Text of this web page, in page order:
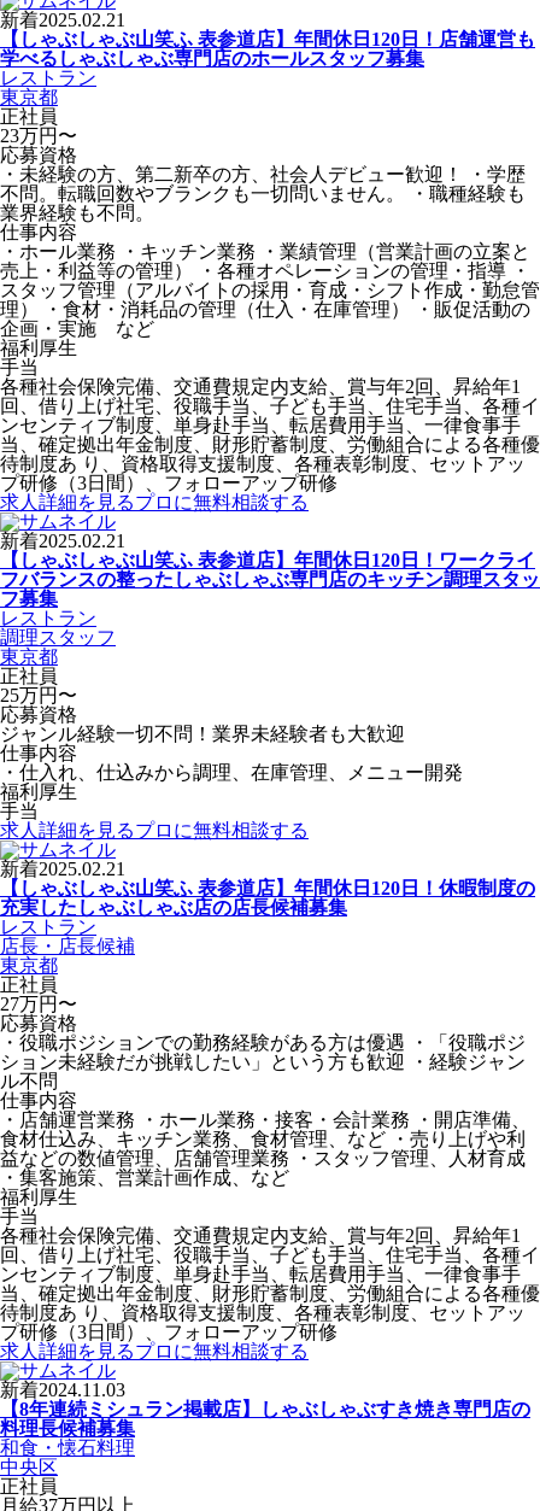
新着2025.02.21
【しゃぶしゃぶ山笑ふ 表参道店】年間休日120日！店舗運営も
学べるしゃぶしゃぶ専門店のホールスタッフ募集
レストラン
東京都
正社員
23万円〜
応募資格
・未経験の⽅、第⼆新卒の⽅、社会⼈デビュー歓迎！ ・学歴
不問。転職回数やブランクも一切問いません。 ・職種経験も
業界経験も不問。
仕事内容
・ホール業務 ・キッチン業務 ・業績管理（営業計画の⽴案と
売上・利益等の管理） ・各種オペレーションの管理・指導 ・
スタッフ管理（アルバイトの採⽤・育成・シフト作成・勤怠管
理） ・⾷材・消耗品の管理（仕⼊・在庫管理） ・販促活動の
企画・実施 など
福利厚生
手当
各種社会保険完備、交通費規定内支給、賞与年2回、昇給年1
回、借り上げ社宅、役職手当、子ども手当、住宅手当、各種イ
ンセンティブ制度、単身赴手当、転居費用手当、一律食事手
当、確定拠出年金制度、財形貯蓄制度、労働組合による各種優
待制度あ り、資格取得支援制度、各種表彰制度、セットアッ
プ研修（3日間）、フォローアップ研修
求人詳細を見るプロに無料相談する
新着2025.02.21
【しゃぶしゃぶ山笑ふ 表参道店】年間休日120日！ワークライ
フバランスの整ったしゃぶしゃぶ専門店のキッチン調理スタッ
フ募集
レストラン
調理スタッフ
東京都
正社員
25万円〜
応募資格
ジャンル経験一切不問！業界未経験者も大歓迎
仕事内容
・仕入れ、仕込みから調理、在庫管理、メニュー開発
福利厚生
手当
求人詳細を見るプロに無料相談する
新着2025.02.21
【しゃぶしゃぶ山笑ふ 表参道店】年間休日120日！休暇制度の
充実したしゃぶしゃぶ店の店長候補募集
レストラン
店長・店長候補
東京都
正社員
27万円〜
応募資格
・役職ポジションでの勤務経験がある方は優遇 ・「役職ポジ
ション未経験だが挑戦したい」という方も歓迎 ・経験ジャン
ル不問
仕事内容
・店舗運営業務 ・ホール業務・接客・会計業務 ・開店準備、
食材仕込み、キッチン業務、食材管理、など ・売り上げや利
益などの数値管理、店舗管理業務 ・スタッフ管理、人材育成
・集客施策、営業計画作成、など
福利厚生
手当
各種社会保険完備、交通費規定内支給、賞与年2回、昇給年1
回、借り上げ社宅、役職手当、子ども手当、住宅手当、各種イ
ンセンティブ制度、単身赴手当、転居費用手当、一律食事手
当、確定拠出年金制度、財形貯蓄制度、労働組合による各種優
待制度あ り、資格取得支援制度、各種表彰制度、セットアッ
プ研修（3日間）、フォローアップ研修
求人詳細を見るプロに無料相談する
新着2024.11.03
【8年連続ミシュラン掲載店】しゃぶしゃぶすき焼き専門店の
料理長候補募集
和食・懐石料理
中央区
正社員
月給37万円以上